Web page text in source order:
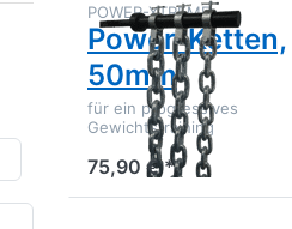
POWER-XTREME
Power-Ketten,
50mm
für ein progressives
Gewichtstraining
75,90 € *